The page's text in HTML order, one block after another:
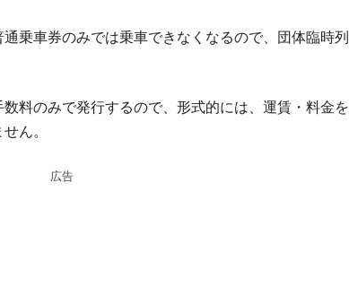
乗車券のみでは乗車できなくなるので、団体臨時列
料のみで発行するので、形式的には、運賃・料金を
ん。
広告